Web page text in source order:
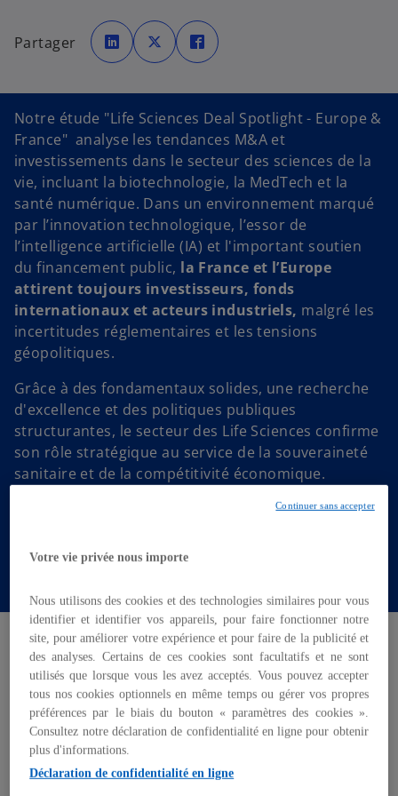
Partager ’
o
u
n
s
u
n
n
u
e
o
n
g
e
t
’
o
u
n
u
n
u
e
o
n
g
e
’
o
n
u
n
u
e
o
g
e
Notre étude "Life Sciences Deal Spotlight - Europe &
France" analyse les tendances M&A et
investissements dans le secteur des sciences de la
vie, incluant la biotechnologie, la MedTech et la
santé numérique. Dans un environnement marqué
par l’innovation technologique, l’essor de
l’intelligence artificielle (IA) et l'important soutien
du financement public, la France et l’Europe
attirent toujours investisseurs, fonds
internationaux et acteurs industriels, malgré les
incertitudes réglementaires et les tensions
géopolitiques.
Grâce à des fondamentaux solides, une recherche
d'excellence et des politiques publiques
structurantes, le secteur des Life Sciences confirme
son rôle stratégique au service de la souveraineté
sanitaire et de la compétitivité économique.
Décryptage des principaux enseignements de cette
de partenariats et de croissance externe se
L'essentiel
Dans un contexte de transformation rapide des
systèmes de santé, le secteur européen et français
des Sciences de la vie affiche
une dynamique
globalement positive . L’activité M&A reste
modérée mais soutenue par des acquisitions
Votre vie privée nous importe
Nous utilisons des cookies et des technologies similaires pour vous
identifier et identifier vos appareils, pour faire fonctionner notre
site, pour améliorer votre expérience et pour faire de la publicité et
des analyses. Certains de ces cookies sont facultatifs et ne sont
utilisés que lorsque vous les avez acceptés. Vous pouvez accepter
tous nos cookies optionnels en même temps ou gérer vos propres
préférences par le biais du bouton « paramètres des cookies ».
Consultez notre déclaration de confidentialité en ligne pour obtenir
plus d'informations.
Déclaration de confidentialité en ligne
Continuer sans accepter